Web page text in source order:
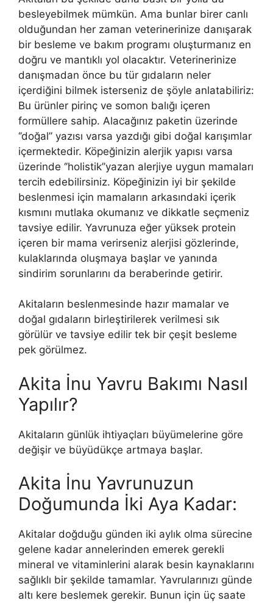
besleyebilmek mümkün. Ama bunlar birer canlı
olduğundan her zaman veterinerinize danışarak
bir besleme ve bakım programı oluşturmanız en
doğru ve mantıklı yol olacaktır. Veterinerinize
danışmadan önce bu tür gıdaların neler
içerdiğini bilmek isterseniz de şöyle anlatabiliriz:
Bu ürünler pirinç ve somon balığı içeren
formüllere sahip. Alacağınız paketin üzerinde
‘’doğal’’ yazısı varsa yazdığı gibi doğal karışımlar
içermektedir. Köpeğinizin alerjik yapısı varsa
üzerinde ‘’holistik’’yazan alerjiye uygun mamaları
tercih edebilirsiniz. Köpeğinizin iyi bir şekilde
beslenmesi için mamaların arkasındaki içerik
kısmını mutlaka okumanız ve dikkatle seçmeniz
tavsiye edilir. Yavrunuza eğer yüksek protein
içeren bir mama verirseniz alerjisi gözlerinde,
kulaklarında oluşmaya başlar ve yanında
sindirim sorunlarını da beraberinde getirir.
Akitaların beslenmesinde hazır mamalar ve
doğal gıdaların birleştirilerek verilmesi sık
görülür ve tavsiye edilir tek bir çeşit besleme
pek görülmez.
Akita İnu Yavru Bakımı Nasıl
Yapılır?
Akitaların günlük ihtiyaçları büyümelerine göre
değişir ve büyüdükçe artmaya başlar.
Akita İnu Yavrunuzun
Doğumunda İki Aya Kadar:
Akitalar doğduğu günden iki aylık olma sürecine
gelene kadar annelerinden emerek gerekli
mineral ve vitaminlerini alarak besin kaynaklarını
sağlıklı bir şekilde tamamlar. Yavrularınızı günde
altı kere beslemek gerekir. Bunun için üç saate